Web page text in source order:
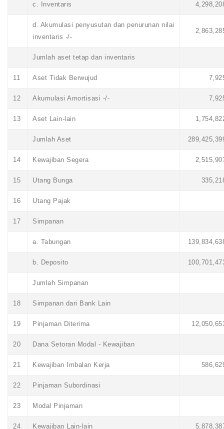
c. Inventaris
d. Akumulasi penyusutan dan penurunan nilai
inventaris -/-
Jumlah aset tetap dan inventaris
11 Aset Tidak Berwujud
12 Akumulasi Amortisasi -/-
13 Aset Lain-lain
Jumlah Aset
14 Kewajiban Segera
15 Utang Bunga
16 Utang Pajak
17 Simpanan
a. Tabungan
b. Deposito
Jumlah Simpanan
18 Simpanan dari Bank Lain
19 Pinjaman Diterima
20 Dana Setoran Modal - Kewajiban
21 Kewajiban Imbalan Kerja
22 Pinjaman Subordinasi
23 Modal Pinjaman
24 Kewajiban Lain-lain